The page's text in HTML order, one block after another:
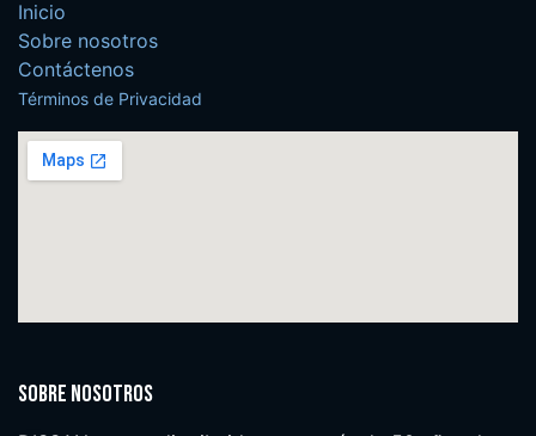
Inicio
Sobre nosotros
Contáctenos
Términos de Privacidad
Sobre nosotros